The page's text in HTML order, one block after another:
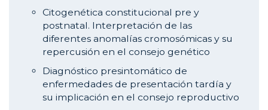
Citogenética constitucional pre y
postnatal. Interpretación de las
diferentes anomalías cromosómicas y su
repercusión en el consejo genético
Diagnóstico presintomático de
enfermedades de presentación tardía y
su implicación en el consejo reproductivo